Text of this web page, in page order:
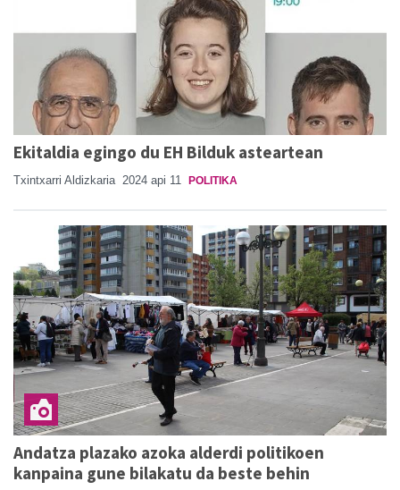
Ekitaldia egingo du EH Bilduk asteartean
Txintxarri Aldizkaria 2024 api 11 POLITIKA
Andatza plazako azoka alderdi politikoen
kanpaina gune bilakatu da beste behin